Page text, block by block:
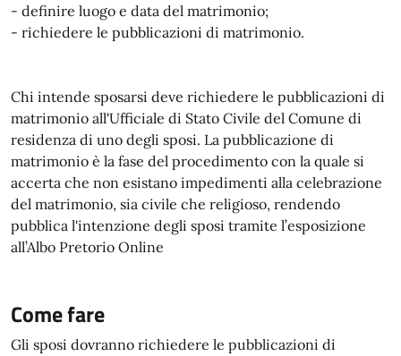
- definire luogo e data del matrimonio;
- richiedere le pubblicazioni di matrimonio.
Chi intende sposarsi deve richiedere le pubblicazioni di
matrimonio all'Ufficiale di Stato Civile del Comune di
residenza di uno degli sposi. La pubblicazione di
matrimonio è la fase del procedimento con la quale si
accerta che non esistano impedimenti alla celebrazione
del matrimonio, sia civile che religioso, rendendo
pubblica l'intenzione degli sposi tramite l’esposizione
all’Albo Pretorio Online
Come fare
Gli sposi dovranno richiedere le pubblicazioni di